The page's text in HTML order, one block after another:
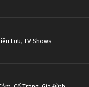
Lưu, TV Shows